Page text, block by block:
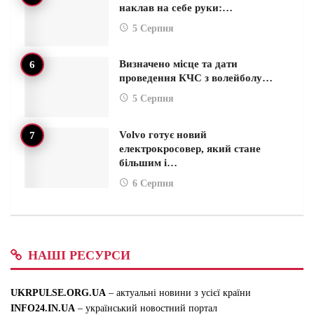
наклав на себе руки:…
5 Серпня
Визначено місце та дати
проведення КЧС з волейболу…
5 Серпня
Volvo готує новий
електрокросовер, який стане
більшим і…
6 Серпня
НАШІ РЕСУРСИ
UKRPULSE.ORG.UA – актуальні новини з усієї країни
INFO24.IN.UA – український новостний портал